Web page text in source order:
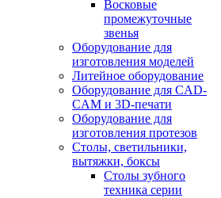
Восковые
промежуточные
звенья
Оборудование для
изготовления моделей
Литейное оборудование
Оборудование для CAD-
CAM и 3D-печати
Оборудование для
изготовления протезов
Cтолы, светильники,
вытяжки, боксы
Столы зубного
техника серии